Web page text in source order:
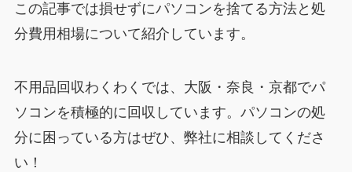
この記事では損せずにパソコンを捨てる方法と処
分費用相場について紹介しています。
不用品回収わくわくでは、大阪・奈良・京都でパ
ソコンを積極的に回収しています。パソコンの処
分に困っている方はぜひ、弊社に相談してくださ
い！